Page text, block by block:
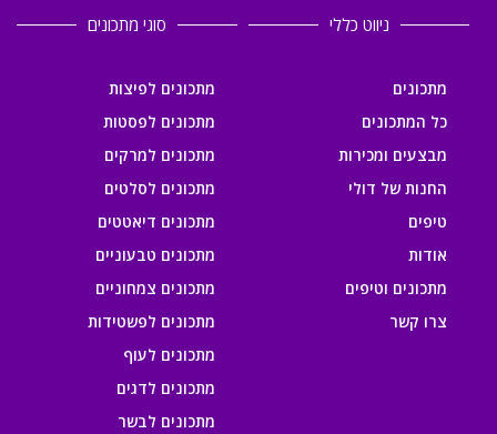
ניווט כללי
מתכונים
כל המתכונים
מבצעים ומכירות
החנות של דולי
טיפים
אודות
מתכונים וטיפים
צרו קשר
סוגי מתכונים
מתכונים לפיצות
מתכונים לפסטות
מתכונים למרקים
מתכונים לסלטים
מתכונים דיאטטים
מתכונים טבעוניים
מתכונים צמחוניים
מתכונים לפשטידות
מתכונים לעוף
מתכונים לדגים
מתכונים לבשר